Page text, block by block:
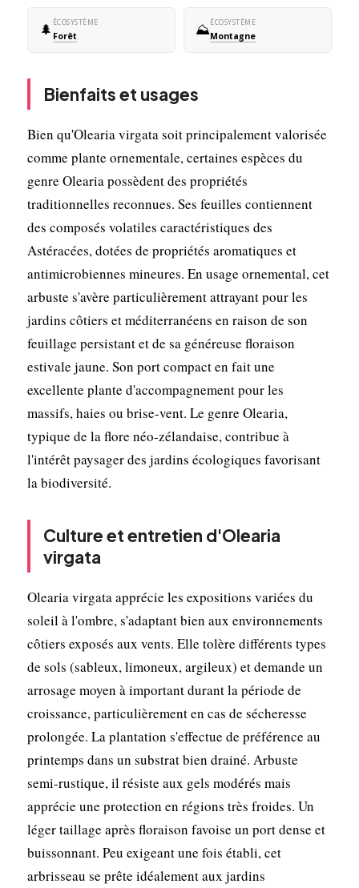
🌲 ÉCOSYSTÈME
Forêt ⛰️ÉCOSYSTÈME
Montagne
Bienfaits et usages
Bien qu'Olearia virgata soit principalement valorisée
comme plante ornementale, certaines espèces du
genre Olearia possèdent des propriétés
traditionnelles reconnues. Ses feuilles contiennent
des composés volatiles caractéristiques des
Astéracées, dotées de propriétés aromatiques et
antimicrobiennes mineures. En usage ornemental, cet
arbuste s'avère particulièrement attrayant pour les
jardins côtiers et méditerranéens en raison de son
feuillage persistant et de sa généreuse floraison
estivale jaune. Son port compact en fait une
excellente plante d'accompagnement pour les
massifs, haies ou brise-vent. Le genre Olearia,
typique de la flore néo-zélandaise, contribue à
l'intérêt paysager des jardins écologiques favorisant
la biodiversité.
Culture et entretien d'Olearia
virgata
Olearia virgata apprécie les expositions variées du
soleil à l'ombre, s'adaptant bien aux environnements
côtiers exposés aux vents. Elle tolère différents types
de sols (sableux, limoneux, argileux) et demande un
arrosage moyen à important durant la période de
croissance, particulièrement en cas de sécheresse
prolongée. La plantation s'effectue de préférence au
printemps dans un substrat bien drainé. Arbuste
semi-rustique, il résiste aux gels modérés mais
apprécie une protection en régions très froides. Un
léger taillage après floraison favoise un port dense et
buissonnant. Peu exigeant une fois établi, cet
arbrisseau se prête idéalement aux jardins